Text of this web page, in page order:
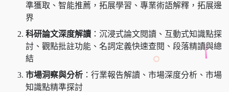
準獲取、智能推薦，拓展學習、專業術語解釋，拓展邊
界
科研論文深度解讀 ：沉浸式論文閱讀、互動式知識點探
討、觀點批註功能、名詞定義快速查閱、段落精讀與總
結
市場洞察與分析 ：行業報告解讀、市場深度分析、市場
知識點精準探討